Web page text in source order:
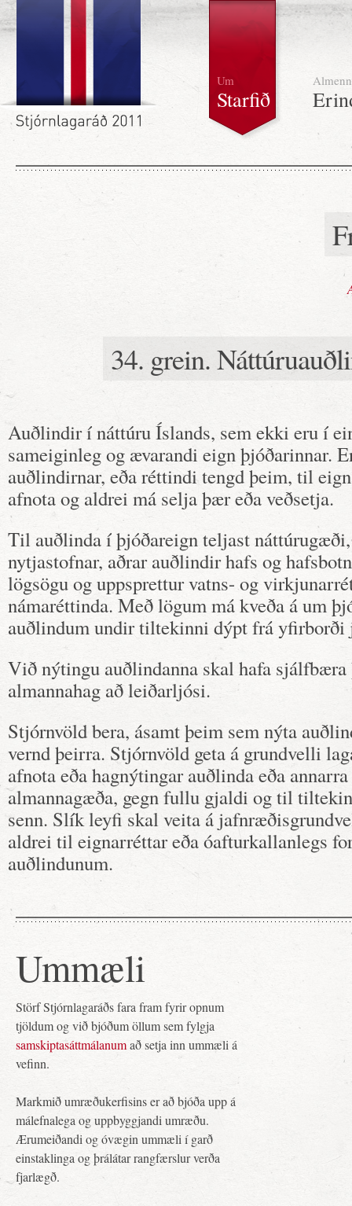
Um
Starfið
Almenn
34. grein.
Auðlindir í náttúru Íslands, sem ekki eru í
sameiginleg og ævarandi eign þjóðarinnar.
auðlindirnar, eða réttindi tengd þeim, til
afnota og aldrei má selja þær eða veðsetja.
Til auðlinda í þjóðareign teljast
nytjastofnar, aðrar auðlindir hafs og
lögsögu og uppsprettur vatns- og
námaréttinda. Með lögum má kveða á um
auðlindum undir tiltekinni dýpt frá yfirborði
Við nýtingu auðlindanna skal hafa sjálfbæra
almannahag að leiðarljósi.
Stjórnvöld bera, ásamt þeim sem nýta
vernd þeirra. Stjórnvöld geta á grundvelli
afnota eða hagnýtingar auðlinda eða
almannagæða, gegn fullu gjaldi og til
senn. Slík leyfi skal veita á
aldrei til eignarréttar eða óafturkallanlegs
auðlindunum.
Ummæli
Störf Stjórnlagaráðs fara fram fyrir opnum
tjöldum og við bjóðum öllum sem fylgja
samskiptasáttmálanumað setja inn ummæli á
vefinn.
Markmið umræðukerfisins er að bjóða upp á
málefnalega og uppbyggjandi umræðu.
Ærumeiðandi og óvægin ummæli í garð
einstaklinga og þrálátar rangfærslur verða
fjarlægð.